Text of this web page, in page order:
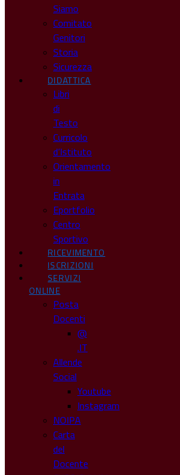
Siamo
Comitato
Genitori
Storia
Sicurezza
DIDATTICA
Libri
di
Testo
Curricolo
d’Istituto
Orientamento
in
Entrata
Eportfolio
Centro
Sportivo
RICEVIMENTO
ISCRIZIONI
SERVIZI
ONLINE
Posta
Docenti
@
.IT
Allende
Social
Youtube
Instagram
NOIPA
Carta
del
Docente